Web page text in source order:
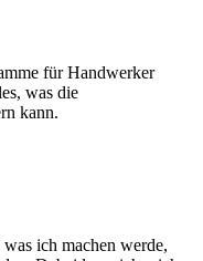
für Handwerker
was die
kann.
ich machen werde,